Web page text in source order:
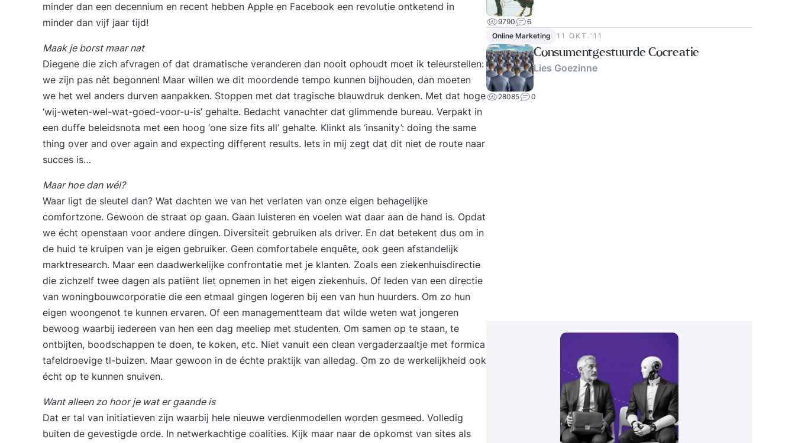
minder dan een decennium en recent hebben Apple en Facebook een revolutie ontketend in
minder dan vijf jaar tijd!
Maak je borst maar nat
Diegene die zich afvragen of dat dramatische veranderen dan nooit ophoudt moet ik teleurstellen:
we zijn pas nét begonnen! Maar willen we dit moordende tempo kunnen bijhouden, dan moeten
we het wel anders durven aanpakken. Stoppen met dat tragische blauwdruk denken. Met dat hoge
‘wij-weten-wel-wat-goed-voor-u-is’ gehalte. Bedacht vanachter dat glimmende bureau. Verpakt in
een duffe beleidsnota met een hoog ‘one size fits all’ gehalte. Klinkt als ‘insanity’: doing the same
thing over and over again and expecting different results. Iets in mij zegt dat dit niet de route naar
succes is…
Maar hoe dan wél?
Waar ligt de sleutel dan? Wat dachten we van het verlaten van onze eigen behagelijke
comfortzone. Gewoon de straat op gaan. Gaan luisteren en voelen wat daar aan de hand is. Opdat
we écht openstaan voor andere dingen. Diversiteit gebruiken als driver. En dat betekent dus om in
de huid te kruipen van je eigen gebruiker. Geen comfortabele enquête, ook geen afstandelijk
marktresearch. Maar een daadwerkelijke confrontatie met je klanten. Zoals een ziekenhuisdirectie
die zichzelf twee dagen als patiënt liet opnemen in het eigen ziekenhuis. Of leden van een directie
van woningbouwcorporatie die een etmaal gingen logeren bij een van hun huurders. Om zo hun
eigen woongenot te kunnen ervaren. Of een managementteam dat wilde weten wat jongeren
bewoog waarbij iedereen van hen een dag meeliep met studenten. Om samen op te staan, te
ontbijten, boodschappen te doen, te koken, etc. Niet vanuit een clean vergaderzaaltje met formica
tafeldroevige tl-buizen. Maar gewoon in de échte praktijk van alledag. Om zo de werkelijkheid ook
écht op te kunnen snuiven.
Want alleen zo hoor je wat er gaande is
Dat er tal van initiatieven zijn waarbij hele nieuwe verdienmodellen worden gesmeed. Volledig
buiten de gevestigde orde. In netwerkachtige coalities. Kijk maar naar de opkomst van sites als
9790
6
Online Marketing
11 OKT.‘11
Consumentgestuurde Cocreatie
Lies Goezinne
28085 0